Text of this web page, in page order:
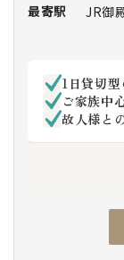
最寄駅 JR御
1日貸切
ご家族中
故人様と